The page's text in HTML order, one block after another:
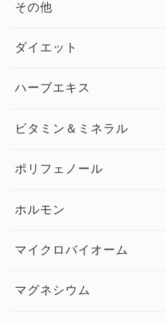
その他
その他 トップ
健康セミナー
ダイエット
ダイエット トップ
ハーブエキス
ビタミン＆ミネラル
ビタミン＆ミネラル トップ
ビタミンE
ポリフェノール
ホルモン
マイクロバイオーム
マグネシウム